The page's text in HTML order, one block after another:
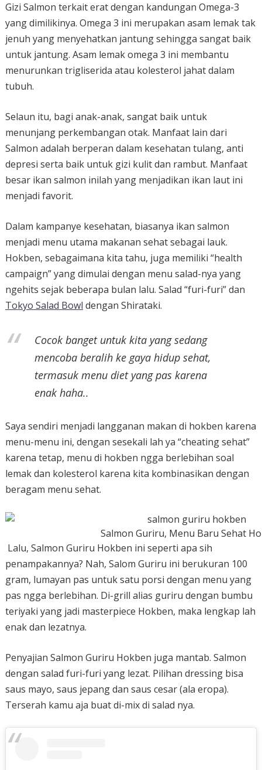
Gizi Salmon terkait erat dengan kandungan Omega-3
yang dimilikinya. Omega 3 ini merupakan asam lemak tak
jenuh yang menyehatkan jantung sehingga sangat baik
untuk jantung. Asam lemak omega 3 ini membantu
menurunkan trigliserida atau kolesterol jahat dalam
tubuh.
Selaun itu, bagi anak-anak, sangat baik untuk
menunjang perkembangan otak. Manfaat lain dari
Salmon adalah berperan dalam kesehatan tulang, anti
depresi serta baik untuk gizi kulit dan rambut. Manfaat
besar ikan salmon inilah yang menjadikan ikan laut ini
menjadi favorit.
Dalam kampanye kesehatan, biasanya ikan salmon
menjadi menu utama makanan sehat sebagai lauk.
Hokben, sebagaimana kita tahu, juga memiliki “health
campaign” yang dimulai dengan menu salad-nya yang
ngehits sejak beberapa bulan lalu. Salad “furi-furi” dan
Tokyo Salad Bowl dengan Shirataki.
Cocok banget untuk kita yang sedang
mencoba beralih ke gaya hidup sehat,
termasuk menu diet yang pas karena
enak haha..
Saya sendiri menjadi langganan makan di hokben karena
menu-menu ini, dengan sesekali lah ya “cheating sehat”
karena tetap, menu di hokben ngga berlebihan soal
lemak dan kolesterol karena kita kombinasikan dengan
beragam menu sehat.
Salmon Guriru, Menu Baru Sehat
Lalu, Salmon Guriru Hokben ini seperti apa sih
penampakannya? Nah, Salom Guriru ini berukuran 100
gram, lumayan pas untuk satu porsi dengan menu yang
pas ngga berlebihan. Di-grill alias guriru dengan bumbu
teriyaki yang jadi masterpiece Hokben, maka lengkap lah
enak dan lezatnya.
Penyajian Salmon Guriru Hokben juga mantab. Salmon
dengan salad furi-furi yang lezat. Pilihan dressing bisa
saus mayo, saus jepang dan saus cesar (ala eropa).
Terserah kamu aja buat di-mix di salad nya.